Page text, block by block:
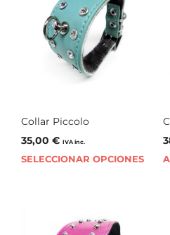
Collar Piccolo
35,00 € IVA inc.
SELECCIONAR OPCIONES